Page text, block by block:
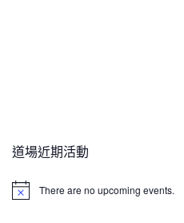
道場近期活動
N
There are no upcoming events.